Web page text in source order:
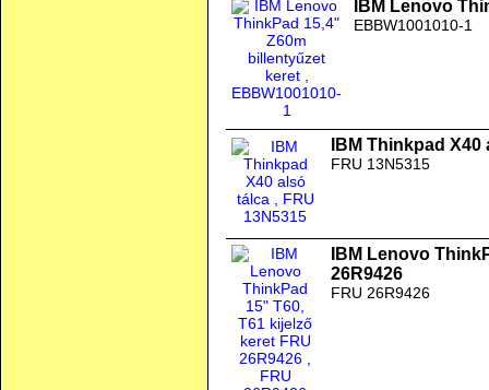
IBM Lenovo
EBBW1001010-1
IBM Thinkpad
FRU 13N5315
IBM Lenovo
26R9426
FRU 26R9426